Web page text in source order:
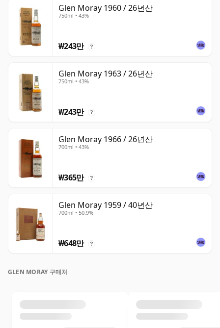
Glen Moray 1960 / 26년산
750ml • 43%
₩243만 ?
Glen Moray 1963 / 26년산
750ml • 43%
₩243만 ?
Glen Moray 1966 / 26년산
700ml • 43%
₩365만 ?
Glen Moray 1959 / 40년산
700ml • 50.9%
₩648만 ?
GLEN MORAY 구매처